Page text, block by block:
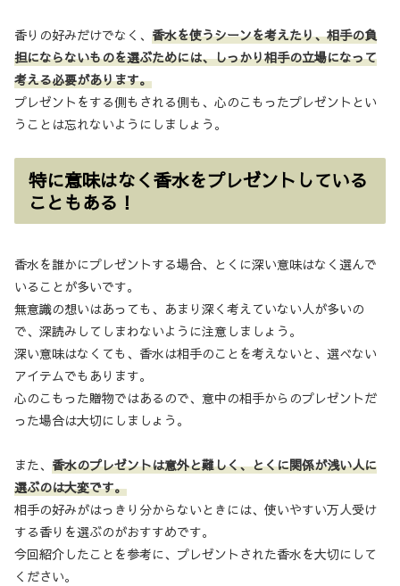
香りの好みだけでなく、 香水を使うシーンを考えたり、相手の負
担にならないものを選ぶためには、しっかり相手の立場になって
考える必要があります。
プレゼントをする側もされる側も、心のこもったプレゼントとい
うことは忘れないようにしましょう。
特に意味はなく香水をプレゼントしている
こともある！
香水を誰かにプレゼントする場合、とくに深い意味はなく選んで
いることが多いです。
無意識の想いはあっても、あまり深く考えていない人が多いの
で、深読みしてしまわないように注意しましょう。
深い意味はなくても、香水は相手のことを考えないと、選べない
アイテムでもあります。
心のこもった贈物ではあるので、意中の相手からのプレゼントだ
った場合は大切にしましょう。
また、 香水のプレゼントは意外と難しく、とくに関係が浅い人に
選ぶのは大変です。
相手の好みがはっきり分からないときには、使いやすい万人受け
する香りを選ぶのがおすすめです。
今回紹介したことを参考に、プレゼントされた香水を大切にして
ください。